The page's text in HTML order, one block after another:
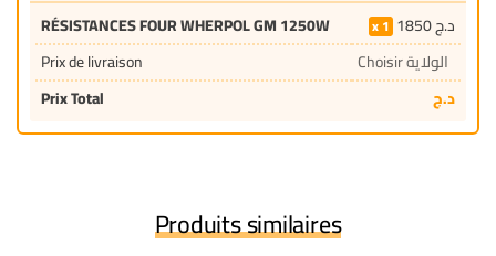
RÉSISTANCES FOUR WHERPOL GM 1250W 1 1850د.ج
Prix de livraison
Choisir الولاية
Prix Total
د.ج
Produits similaires